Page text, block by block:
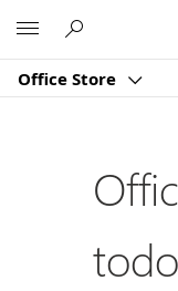
Office Store